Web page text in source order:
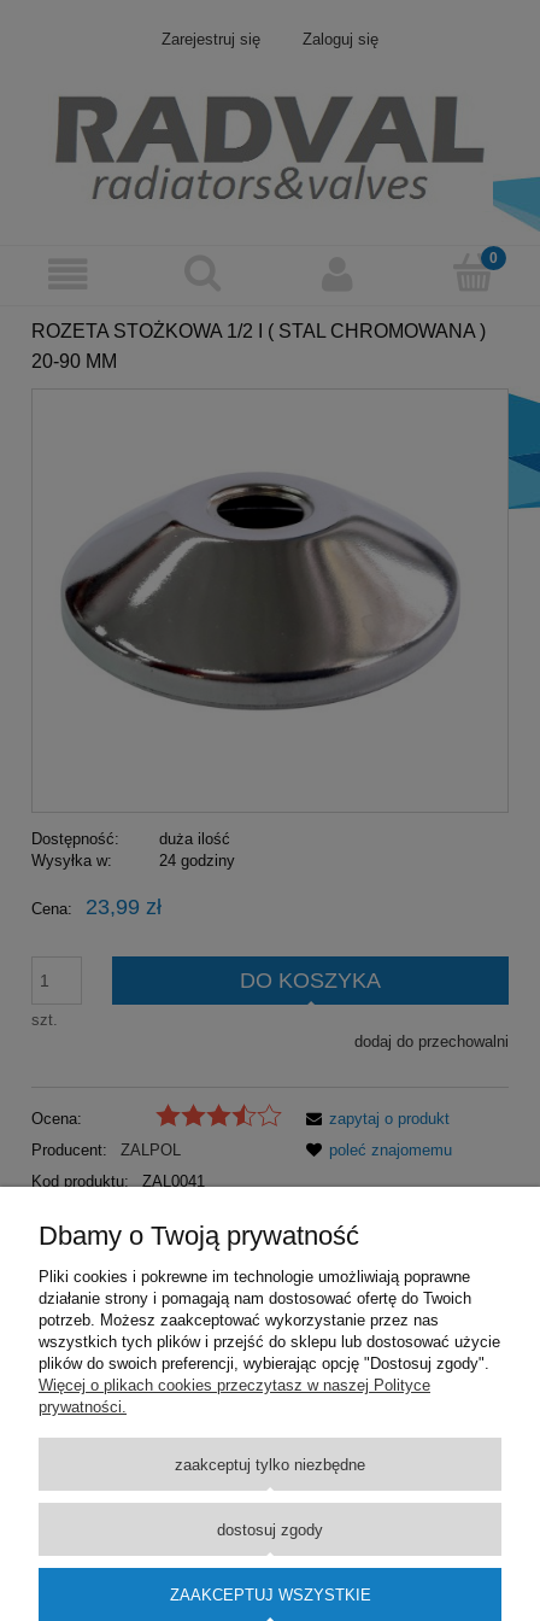
Zarejestruj się Zaloguj się
ROZETA STOŻKOWA 1/2 I ( STAL CHROMOWANA )
20-90 MM
Dostępność:
duża ilość
Wysyłka w:
24 godziny
Cena: 23,99 zł
szt.
DO KOSZYKA
dodaj do przechowalni
Ocena:
Producent:
ZALPOL
Kod produktu:
ZAL0041
zapytaj o produkt
poleć znajomemu
Rozeta stożkowa 1/2 I ( stal chromowana ) 20-90 mm
Pomoc
Dostawa
Moje konto
O firmie
Wsparcie techniczne
Dbamy o Twoją prywatność
Pliki cookies i pokrewne im technologie umożliwiają poprawne
działanie strony i pomagają nam dostosować ofertę do Twoich
potrzeb. Możesz zaakceptować wykorzystanie przez nas
wszystkich tych plików i przejść do sklepu lub dostosować użycie
plików do swoich preferencji, wybierając opcję "Dostosuj zgody".
Więcej o plikach cookies przeczytasz w naszej Polityce
prywatności.
zaakceptuj tylko niezbędne
dostosuj zgody
ZAAKCEPTUJ WSZYSTKIE